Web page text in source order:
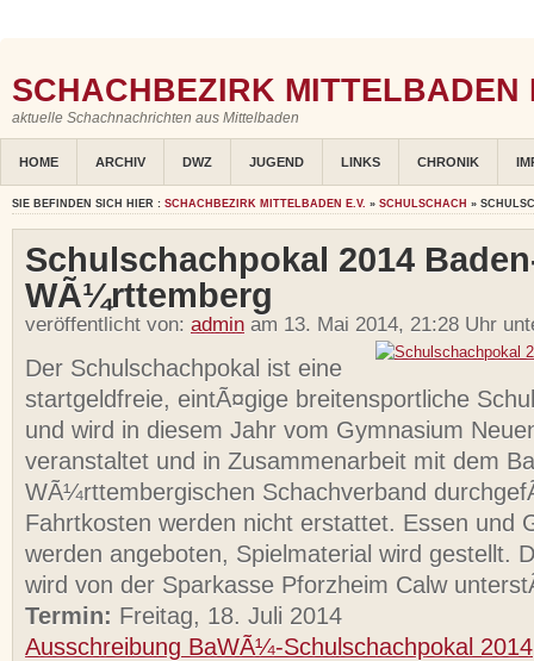
SCHACHBEZIRK MITTELBADEN
aktuelle Schachnachrichten aus Mittelbaden
HOME ARCHIV DWZ JUGEND LINKS CHRONIK
SIE BEFINDEN SICH HIER : SCHACHBEZIRK MITTELBADEN E.V. » SCHULSCHACH »
Schulschachpokal 2014
WÃ¼rttemberg
veröffentlicht von: admin am 13. Mai 2014, 21:28 Uhr
Der Schulschachpokal ist eine
startgeldfreie, eintÃ¤gige breitensportliche
und wird in diesem Jahr vom Gymnasium
veranstaltet und in Zusammenarbeit mit dem
WÃ¼rttembergischen Schachverband
Fahrtkosten werden nicht erstattet. Essen und
werden angeboten, Spielmaterial wird gestellt.
wird von der Sparkasse Pforzheim Calw
Termin: Freitag, 18. Juli 2014
Ausschreibung BaWÃ¼-Schulschachpokal 2014